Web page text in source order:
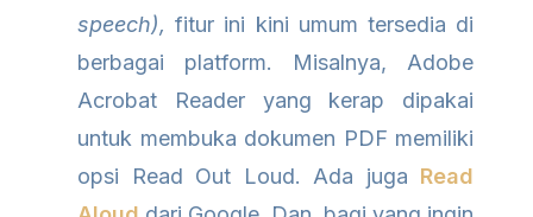
speech),fitur ini kini umum tersedia di
berbagai platform. Misalnya, Adobe
Acrobat Reader yang kerap dipakai
untuk membuka dokumen PDF memiliki
opsi Read Out Loud. Ada juga Read